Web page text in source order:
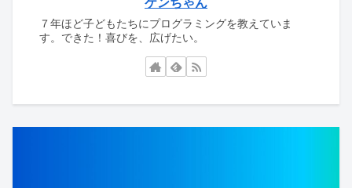
７年ほど子どもたちにプログラミングを教えていま
す。できた！喜びを、広げたい。